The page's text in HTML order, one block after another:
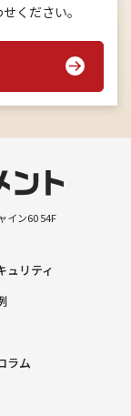
ください。
イン60 54F
ュリティ
ラム